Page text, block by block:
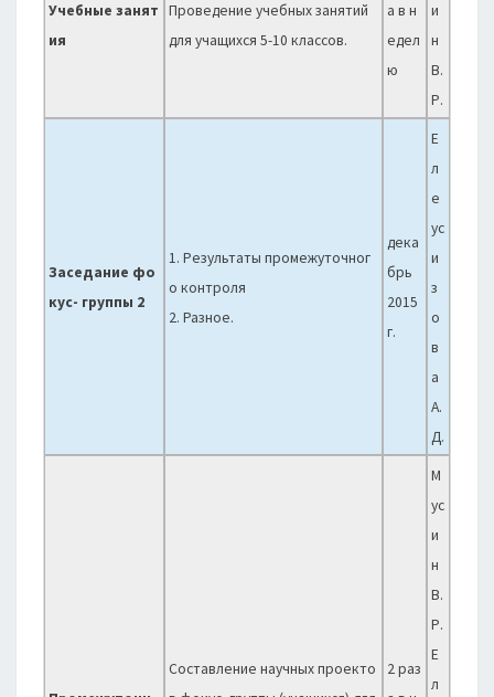
Учебные занят
ия
Проведение учебных занятий
для учащихся 5-10 классов.
а в н
едел
ю
и
н
В.
Р.
Заседание фо
кус- группы 2
1. Результаты промежуточног
о контроля
2. Разное.
дека
брь
2015
г.
Е
л
е
ус
и
з
о
в
а
А.
Д.
Составление научных проекто
2 раз
М
ус
и
н
В.
Р.
Е
л